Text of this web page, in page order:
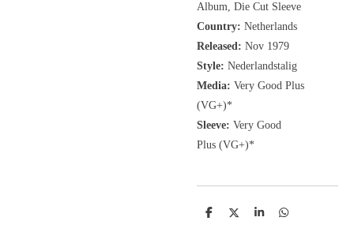
Album, Die Cut Sleeve
Country: Netherlands
Released: Nov 1979
Style: Nederlandstalig
Media: Very Good Plus
(VG+)*
Sleeve: Very Good
Plus (VG+)*
D
D
S
D